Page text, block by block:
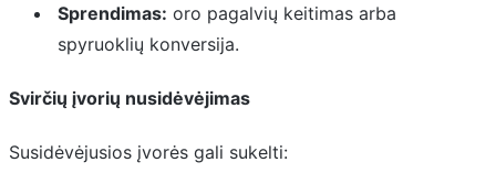
Sprendimas: oro pagalvių keitimas arba
spyruoklių konversija.
Svirčių įvorių nusidėvėjimas
Susidėvėjusios įvorės gali sukelti: